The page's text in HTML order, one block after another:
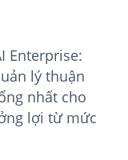
Enterprise:
lý thuận
nhất cho
lợi từ mức